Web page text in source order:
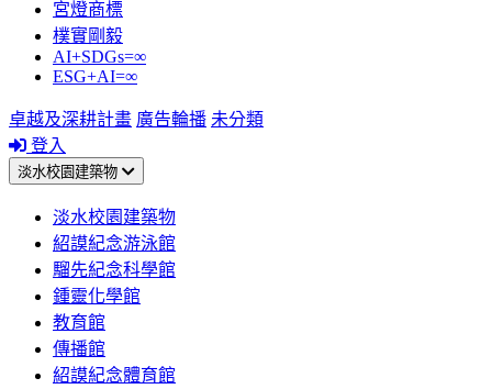
宮燈商標
樸實剛毅
AI+SDGs=∞
ESG+AI=∞
卓越及深耕計畫 廣告輪播 未分類
登入
淡水校園建築物
淡水校園建築物
紹謨紀念游泳館
騮先紀念科學館
鍾靈化學館
教育館
傳播館
紹謨紀念體育館